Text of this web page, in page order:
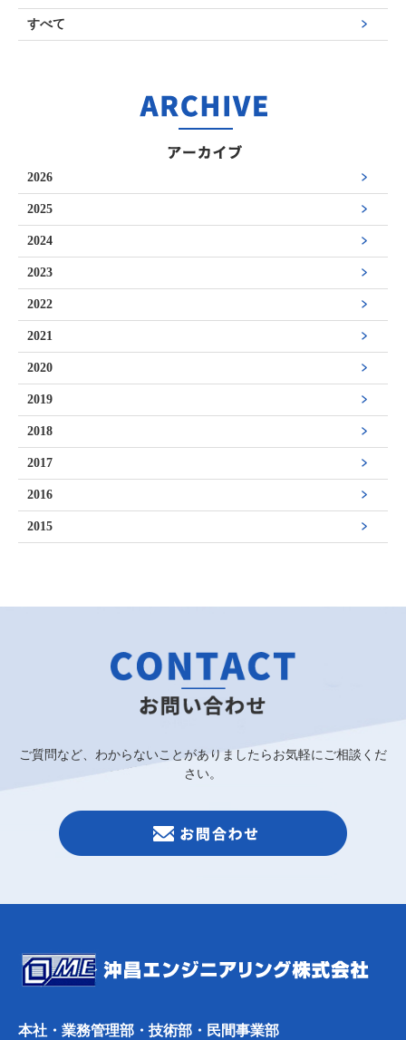
すべて
2026
2025
2024
2023
2022
2021
2020
2019
2018
2017
2016
2015
ご質問など、わからないことがありましたらお気軽にご相談くだ
さい。
本社・業務管理部・技術部・民間事業部